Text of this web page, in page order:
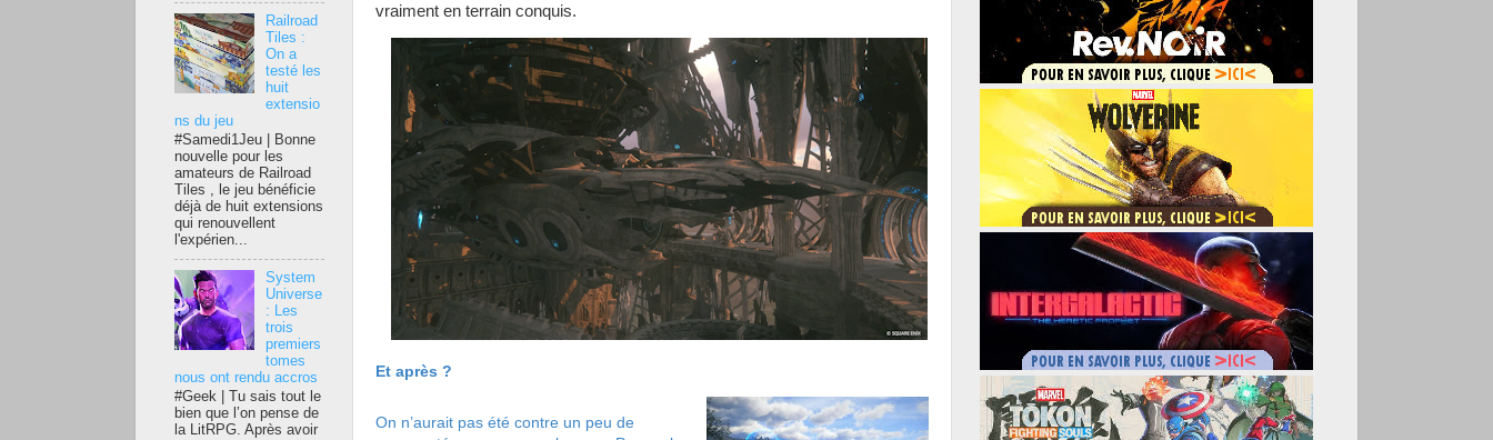
vraiment en terrain conquis.
Et après ?
On n’aurait pas été contre un peu de
Railroad
Tiles :
On a
testé les
huit
extensio
ns du jeu
#Samedi1Jeu | Bonne
nouvelle pour les
amateurs de Railroad
Tiles , le jeu bénéficie
déjà de huit extensions
qui renouvellent
l'expérien...
System
Universe
: Les
trois
premiers
tomes
nous ont rendu accros
#Geek | Tu sais tout le
bien que l’on pense de
la LitRPG. Après avoir